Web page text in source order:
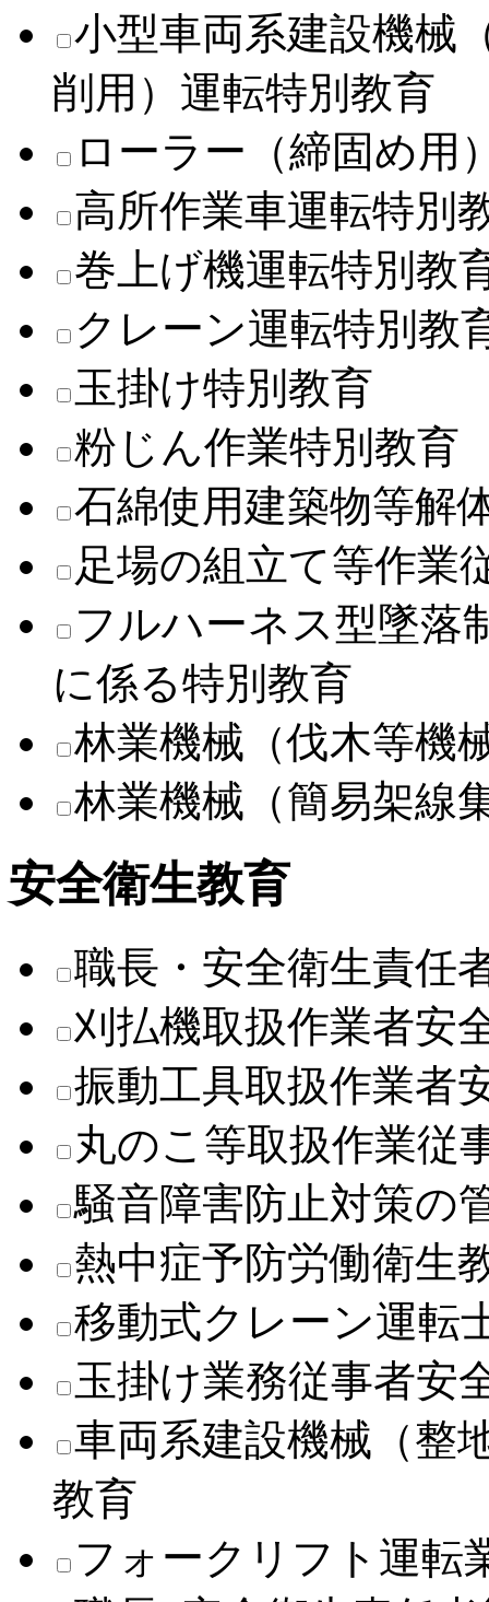
小型車両系建設機械
削用）運転特別教育
ローラー（締固め用
高所作業車運転特別
巻上げ機運転特別教
クレーン運転特別教
玉掛け特別教育
粉じん作業特別教育
石綿使用建築物等解
足場の組立て等作業
フルハーネス型墜落
に係る特別教育
林業機械（伐木等機
林業機械（簡易架線
安全衛生教育
職長・安全衛生責任
刈払機取扱作業者安
振動工具取扱作業者
丸のこ等取扱作業従
騒音障害防止対策の
熱中症予防労働衛生
移動式クレーン運転
玉掛け業務従事者安
車両系建設機械（整
教育
フォークリフト運転